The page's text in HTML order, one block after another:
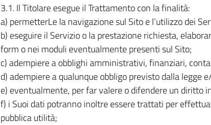
3.1.Il Titolare esegue il Trattamento con la finalità:
a) permetterLe la navigazione sul Sito e l’utilizzo dei
b) eseguire il Servizio o la prestazione richiesta,
form o nei moduli eventualmente presenti sul Sito;
c) adempiere a obblighi amministrativi, finanziari,
d) adempiere a qualunque obbligo previsto dalla legge
e) eventualmente, per far valere o difendere un diritto
f) i Suoi dati potranno inoltre essere trattati per
pubblica utilità;